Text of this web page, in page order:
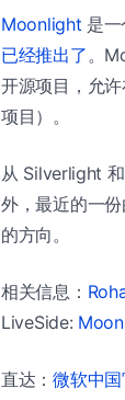
Moonlight 是
已经推出了 。
开源项目，允
项目）。
从 Silverlight
外，最近的一
的方向。
相关信息：
LiveSide:
直达：微软中